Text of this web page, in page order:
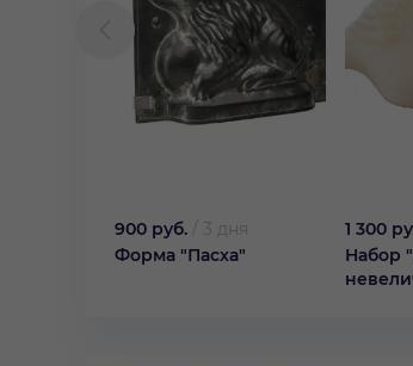
900 руб.
3 дня
Форма "Пасха"
1 300
Набор